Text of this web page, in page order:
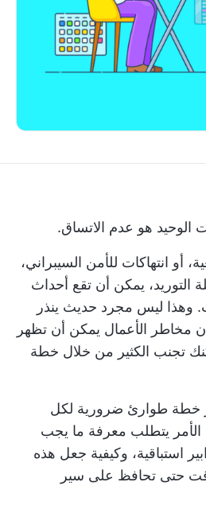
الوحيد هو عدم الاتساق.
أو انتهاكات للأمن السيبراني،
يمكن أن تقع أحداث
وهذا ليس مجرد حديث ينذر
مخاطر الأعمال يمكن أن تظهر
تجنب الكثير من خلال خطة
خطة طوارئ ضرورية لكل
يتطلب معرفة ما يجب
استباقية، وكيفية جعل هذه
حتى تحافظ على سير